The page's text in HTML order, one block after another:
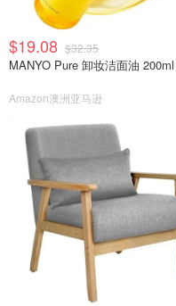
$19.08 $32.35
MANYO Pure 卸妆洁面油 200ml
Amazon澳洲亚马逊